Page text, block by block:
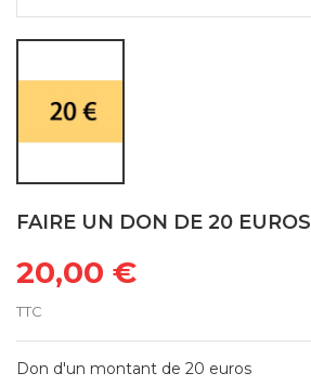
FAIRE UN DON DE 20 EUROS
20,00 €
TTC
Don d'un montant de 20 euros